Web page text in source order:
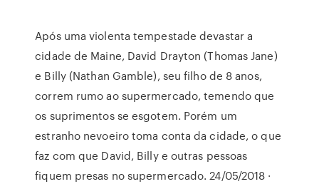
Após uma violenta tempestade devastar a
cidade de Maine, David Drayton (Thomas Jane)
e Billy (Nathan Gamble), seu filho de 8 anos,
correm rumo ao supermercado, temendo que
os suprimentos se esgotem. Porém um
estranho nevoeiro toma conta da cidade, o que
faz com que David, Billy e outras pessoas
fiquem presas no supermercado. 24/05/2018 ·